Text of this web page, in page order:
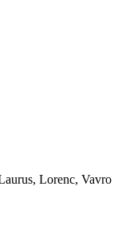
Lorenc, Vavro